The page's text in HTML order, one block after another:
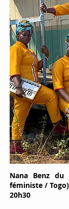
Nana Benz
féministe / Togo)
20h30